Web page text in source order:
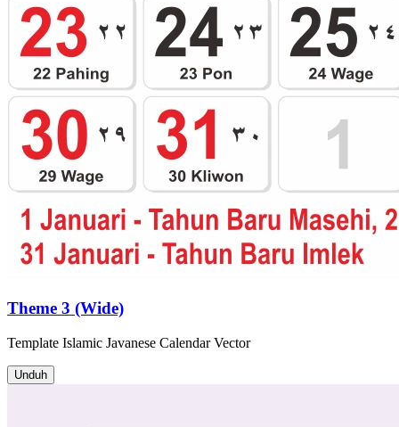
Theme 3 (Wide)
Template Islamic Javanese CalendarVector
Unduh